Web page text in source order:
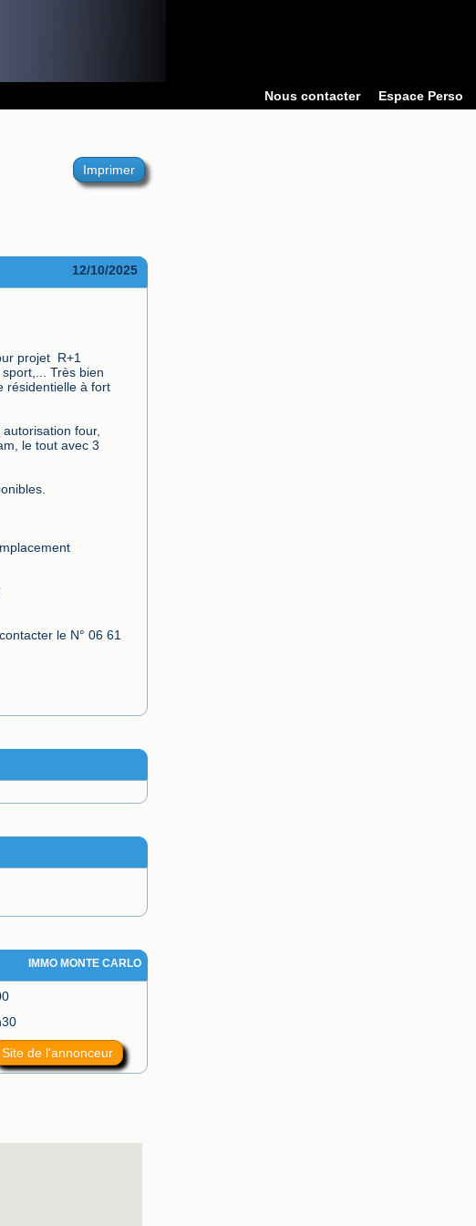
Nous contacter Espace Perso
Imprimer
12/10/2025
projet  R+1
Très bien
résidentielle à fort
four,
le tout avec 3
le N° 06 61
IMMO MONTE CARLO
Site de l'annonceur